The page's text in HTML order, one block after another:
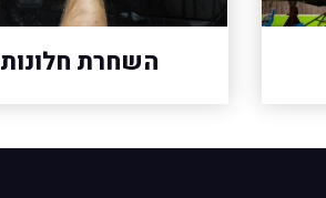
השחרת חלונות